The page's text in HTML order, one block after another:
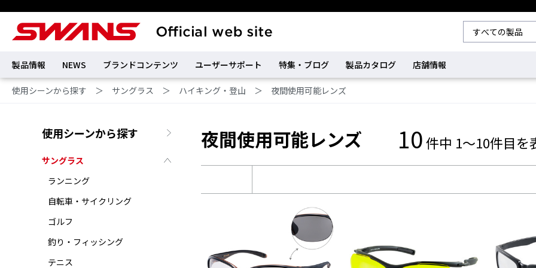
製品情報 NEWS ブランドコンテンツ ユーザーサポート 特集・ブログ 製品カタログ 店舗情報
使用シーンから探す ＞ サングラス ＞ ハイキング・登山 ＞ 夜間使用可能レンズ
使用シーンから探す
サングラス
ランニング
自転車・サイクリング
ゴルフ
釣り・フィッシング
テニス
夜間使用可能レンズ 10件中 1～10件目を